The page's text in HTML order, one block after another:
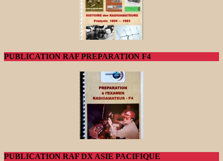
PUBLICATION RAF PREPARATION F4
PUBLICATION RAF DX ASIE PACIFIQUE